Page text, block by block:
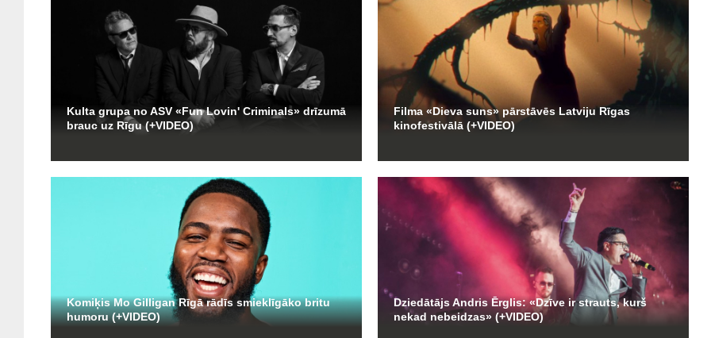
Kulta grupa no ASV «Fun Lovin' Criminals» drīzumā
brauc uz Rīgu (+VIDEO)
Filma «Dieva suns» pārstāvēs Latviju Rīgas
kinofestivālā (+VIDEO)
Komiķis Mo Gilligan Rīgā rādīs smieklīgāko britu
humoru (+VIDEO)
Dziedātājs Andris Ērglis: «Dzīve ir strauts, kurš
nekad nebeidzas» (+VIDEO)